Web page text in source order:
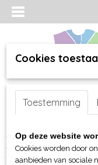
Inloggen Registreren
Home >webshop>Per
MBW Schnabels®
Cookies
Toestemming
Op deze website
Cookies worden door
aanbieden van sociale